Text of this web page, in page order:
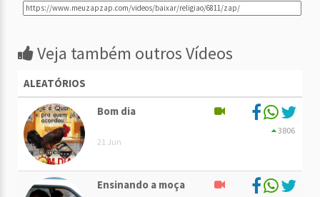
Veja também outros Vídeos
ALEATÓRIOS
Bom dia
21 Jun
3806
Ensinando a moça